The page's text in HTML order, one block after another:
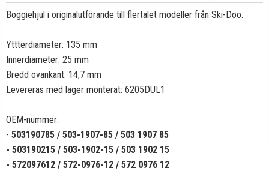
Boggiehjul i originalutförande till flertalet modeller från Ski-Doo.
Yttterdiameter: 135 mm
Innerdiameter: 25 mm
Bredd ovankant: 14,7 mm
Levereras med lager monterat: 6205DUL1
OEM-nummer:
- 503190785 / 503-1907-85 / 503 1907 85
- 503190215 / 503-1902-15 / 503 1902 15
- 572097612 / 572-0976-12 / 572 0976 12